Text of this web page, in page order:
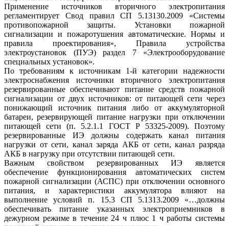
Применение источников вторичного электропитания
регламентирует Свод правил СП 5.13130.2009 «Системы
противопожарной защиты. Установки пожарной
сигнализации и пожаротушения автоматические. Нормы и
правила проектирования», Правила устройства
электроустановок (ПУЭ) раздел 7 «Электрооборудование
специальных установок».
По требованиям к источникам 1-й категории надежности
электроснабжения источники вторичного электропитания
резервированные обеспечивают питание средств пожарной
сигнализации от двух источников: от питающей сети через
понижающий источник питания либо от аккумуляторной
батареи, резервирующей питание нагрузки при отключении
питающей сети (п. 5.2.1.1 ГОСТ Р 53325-2009). Поэтому
резервированные ИЭ должны содержать канал питания
нагрузки от сети, канал заряда АКБ от сети, канал разряда
АКБ в нагрузку при отсутствии питающей сети.
Важным свойством резервированных ИЭ является
обеспечение функционирования автоматических систем
пожарной сигнализации (АСПС) при отключении основного
питания, и характеристики аккумулятора влияют на
выполнение условий п. 15.3 СП 5.1313.2009 «…должны
обеспечивать питание указанных электроприемников в
дежурном режиме в течение 24 ч плюс 1 ч работы системы